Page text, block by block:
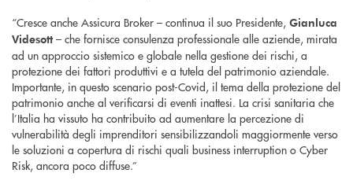
“Cresce anche Assicura Broker – continua il suo Presidente, Gianluca
Videsott – che fornisce consulenza professionale alle aziende, mirata
ad un approccio sistemico e globale nella gestione dei rischi, a
protezione dei fattori produttivi e a tutela del patrimonio aziendale.
Importante, in questo scenario post-Covid, il tema della protezione del
patrimonio anche al verificarsi di eventi inattesi. La crisi sanitaria che
l’Italia ha vissuto ha contribuito ad aumentare la percezione di
vulnerabilità degli imprenditori sensibilizzandoli maggiormente verso
le soluzioni a copertura di rischi quali business interruption o Cyber
Risk, ancora poco diffuse.”